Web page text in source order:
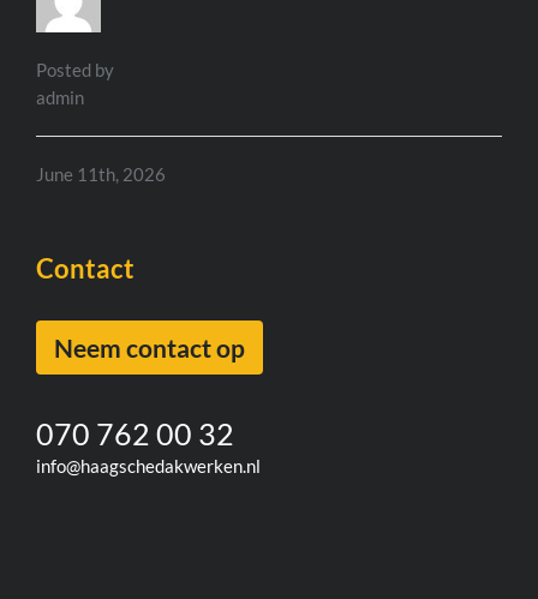
Posted by
admin
June 11th, 2026
Contact
Neem contact op
070 762 00 32
info@haagschedakwerken.nl